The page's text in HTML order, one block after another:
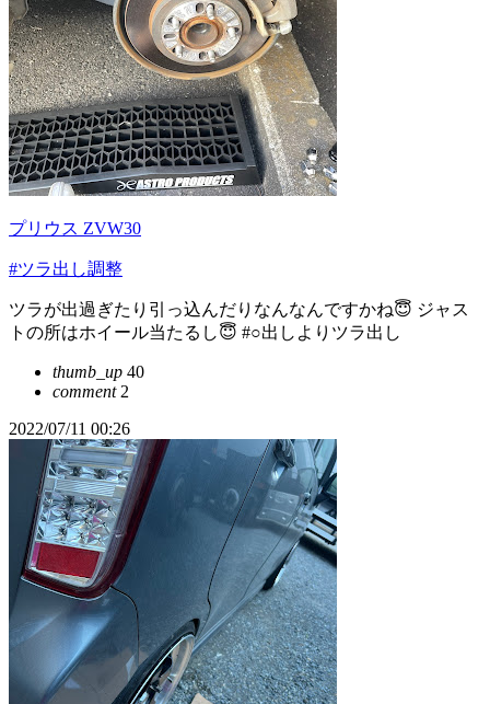
プリウス ZVW30
#ツラ出し調整
ツラが出過ぎたり引っ込んだりなんなんですかね😇 ジャス
トの所はホイール当たるし😇 #○出しよりツラ出し
thumb_up 40
comment2
2022/07/11 00:26